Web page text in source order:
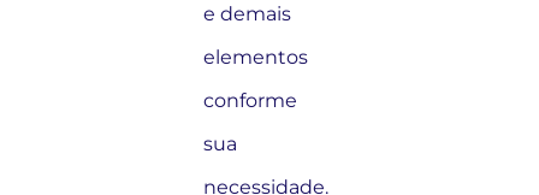
e demais
elementos
conforme
sua
necessidade.